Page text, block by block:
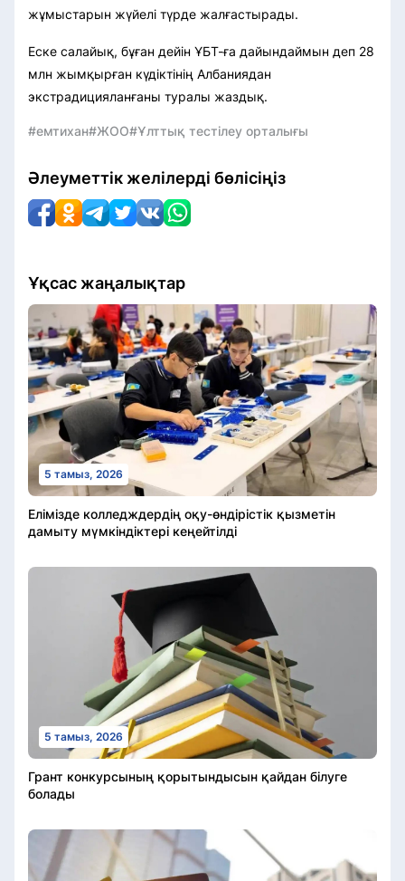
жұмыстарын жүйелі түрде жалғастырады.
Еске салайық, бұған дейін ҰБТ-ға дайындаймын деп 28
млн жымқырған күдіктінің Албаниядан
экстрадицияланғаны туралы жаздық.
#емтихан#ЖОО#Ұлттық тестілеу орталығы
Әлеуметтік желілерді бөлісіңіз
Ұқсас жаңалықтар
5 тамыз, 2026
Елімізде колледждердің оқу-өндірістік қызметін
дамыту мүмкіндіктері кеңейтілді
5 тамыз, 2026
Грант конкурсының қорытындысын қайдан білуге
болады